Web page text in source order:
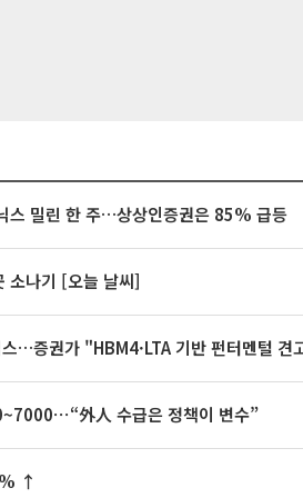
스 밀린 한 주…상상인증권은 85% 급등
소나기 [오늘 날씨]
…증권가 "HBM4·LTA 기반 펀터멘털 견
外人 수급은 정책이 변수”
↑